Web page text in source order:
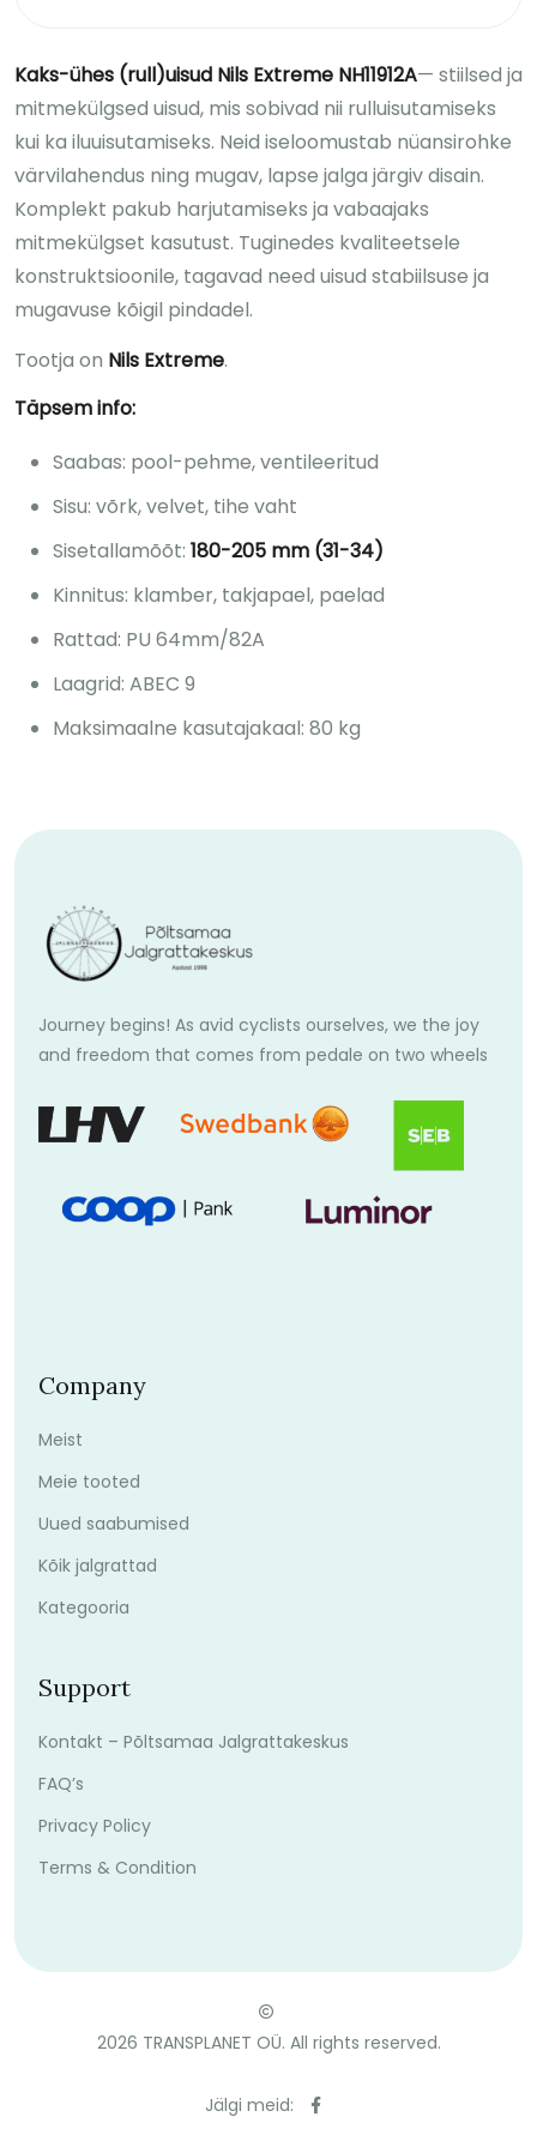
Kaks-ühes (rull)uisud Nils Extreme NH11912A— stiilsed ja
mitmekülgsed uisud, mis sobivad nii rulluisutamiseks
kui ka iluuisutamiseks. Neid iseloomustab nüansirohke
värvilahendus ning mugav, lapse jalga järgiv disain.
Komplekt pakub harjutamiseks ja vabaajaks
mitmekülgset kasutust. Tuginedes kvaliteetsele
konstruktsioonile, tagavad need uisud stabiilsuse ja
mugavuse kõigil pindadel.
Tootja on Nils Extreme.
Täpsem info:
Saabas: pool-pehme, ventileeritud
Sisu: võrk, velvet, tihe vaht
Sisetallamõõt: 180-205 mm (31-34)
Kinnitus: klamber, takjapael, paelad
Rattad: PU 64mm/82A
Laagrid: ABEC 9
Maksimaalne kasutajakaal: 80 kg
Journey begins! As avid cyclists ourselves, we the joy
and freedom that comes from pedale on two wheels
Company
Meist
Meie tooted
Uued saabumised
Kõik jalgrattad
Kategooria
Support
Kontakt – Põltsamaa Jalgrattakeskus
FAQ’s
Privacy Policy
Terms & Condition
2026 TRANSPLANET OÜ. All rights reserved.
Jälgi meid: